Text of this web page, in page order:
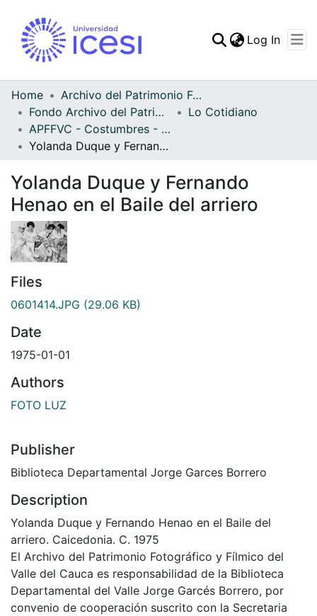
Statistics
Log In
Home
Archivo del Patrimonio Fotográfico y Fílmico del Valle del Cauca
Fondo Archivo del Patrimonio Fotográfico y Fílmico del Valle del Cauca
Lo Cotidiano
APFFVC - Costumbres - Patrimonial
Yolanda Duque y Fernando Henao en el Baile del arriero
Yolanda Duque y Fernando
Henao en el Baile del arriero
Files
0601414.JPG (29.06 KB)
Date
1975-01-01
Authors
FOTO LUZ
Publisher
Biblioteca Departamental Jorge Garces Borrero
Description
Yolanda Duque y Fernando Henao en el Baile del
arriero. Caicedonia. C. 1975
El Archivo del Patrimonio Fotográfico y Fílmico del
Valle del Cauca es responsabilidad de la Biblioteca
Departamental del Valle Jorge Garcés Borrero, por
convenio de cooperación suscrito con la Secretaria